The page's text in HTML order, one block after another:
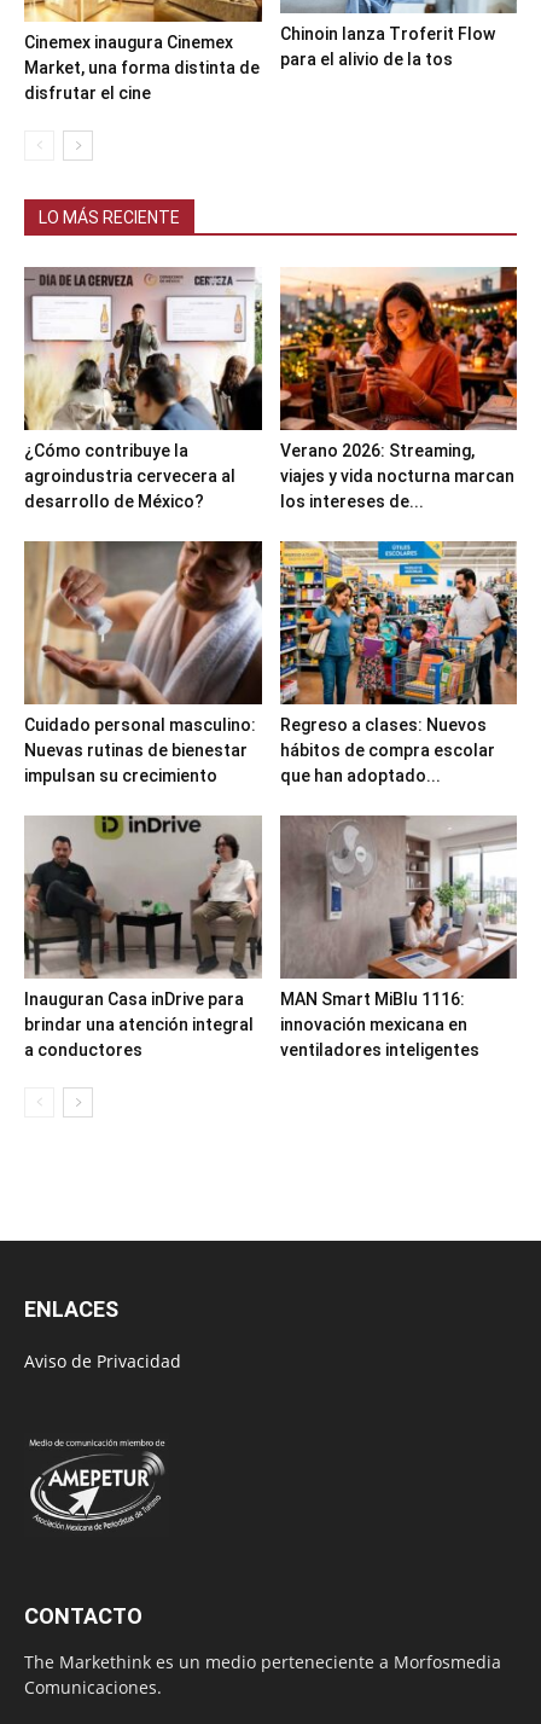
Cinemex inaugura Cinemex
Market, una forma distinta de
disfrutar el cine
Chinoin lanza Troferit Flow
para el alivio de la tos
LO MÁS RECIENTE
¿Cómo contribuye la
agroindustria cervecera al
desarrollo de México?
Verano 2026: Streaming,
viajes y vida nocturna marcan
los intereses de...
Cuidado personal masculino:
Nuevas rutinas de bienestar
impulsan su crecimiento
Regreso a clases: Nuevos
hábitos de compra escolar
que han adoptado...
Inauguran Casa inDrive para
brindar una atención integral
a conductores
MAN Smart MiBlu 1116:
innovación mexicana en
ventiladores inteligentes
ENLACES
Aviso de Privacidad
CONTACTO
The Markethink es un medio perteneciente a Morfosmedia
Comunicaciones.